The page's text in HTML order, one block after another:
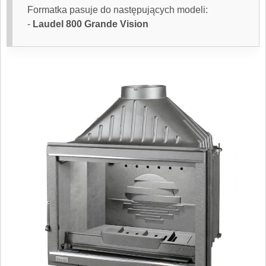
Formatka pasuje do następujących modeli:
- Laudel 800 Grande Vision